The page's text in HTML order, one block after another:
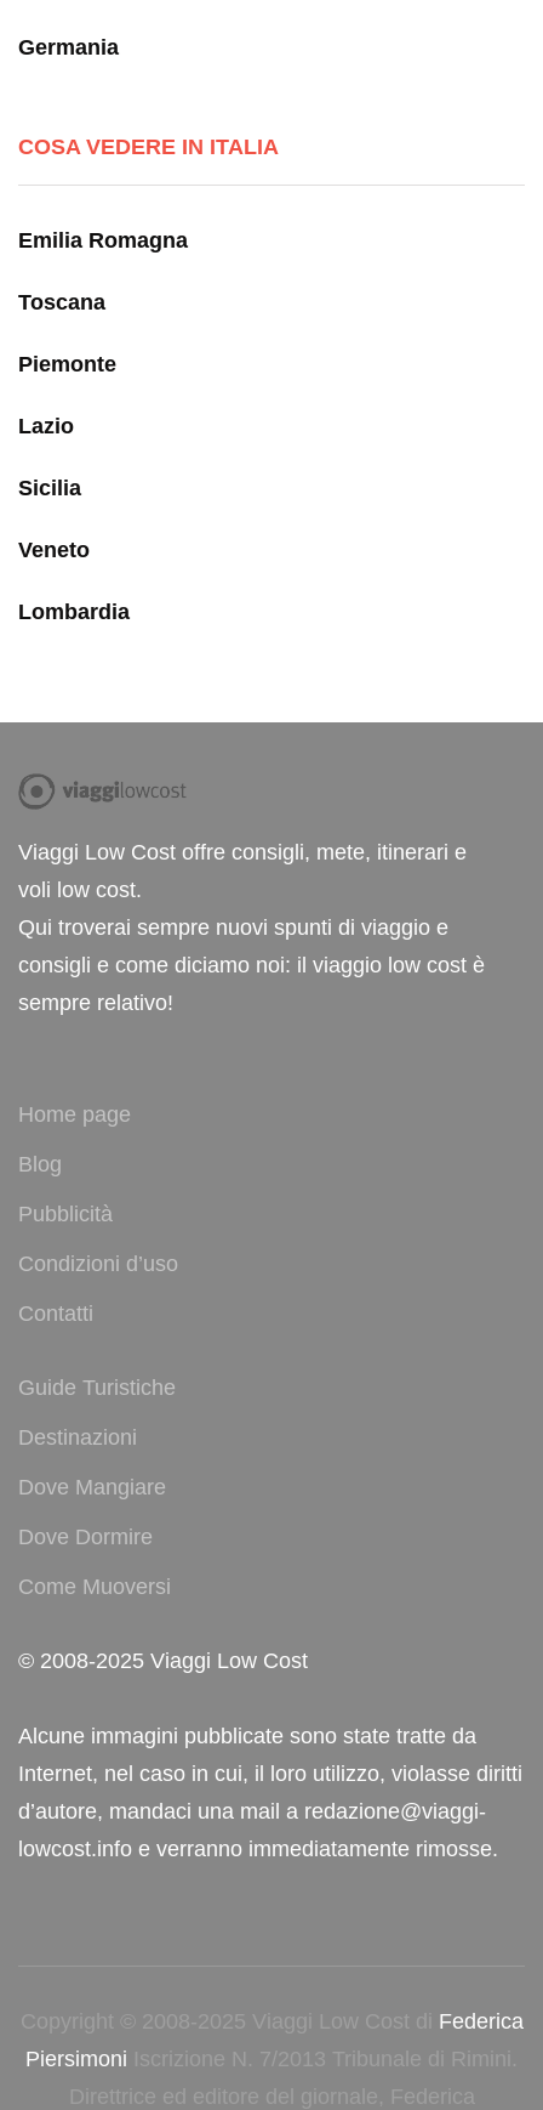
Germania
COSA VEDERE IN ITALIA
Emilia Romagna
Toscana
Piemonte
Lazio
Sicilia
Veneto
Lombardia
Viaggi Low Cost offre consigli, mete, itinerari e
voli low cost.
Qui troverai sempre nuovi spunti di viaggio e
consigli e come diciamo noi: il viaggio low cost è
sempre relativo!
Home page
Blog
Pubblicità
Condizioni d’uso
Contatti
Guide Turistiche
Destinazioni
Dove Mangiare
Dove Dormire
Come Muoversi
© 2008-2025 Viaggi Low Cost
Alcune immagini pubblicate sono state tratte da
Internet, nel caso in cui, il loro utilizzo, violasse diritti
d’autore, mandaci una mail a redazione@viaggi-
lowcost.info e verranno immediatamente rimosse.
Copyright © 2008-2025 Viaggi Low Cost di Federica
Piersimoni Iscrizione N. 7/2013 Tribunale di Rimini.
Direttrice ed editore del giornale, Federica